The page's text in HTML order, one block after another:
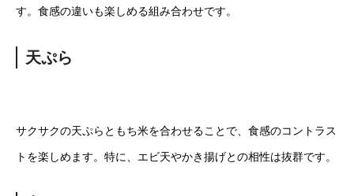
す。食感の違いも楽しめる組み合わせです。
天ぷら
サクサクの天ぷらともち米を合わせることで、食感のコントラス
トを楽しめます。特に、エビ天やかき揚げとの相性は抜群です。